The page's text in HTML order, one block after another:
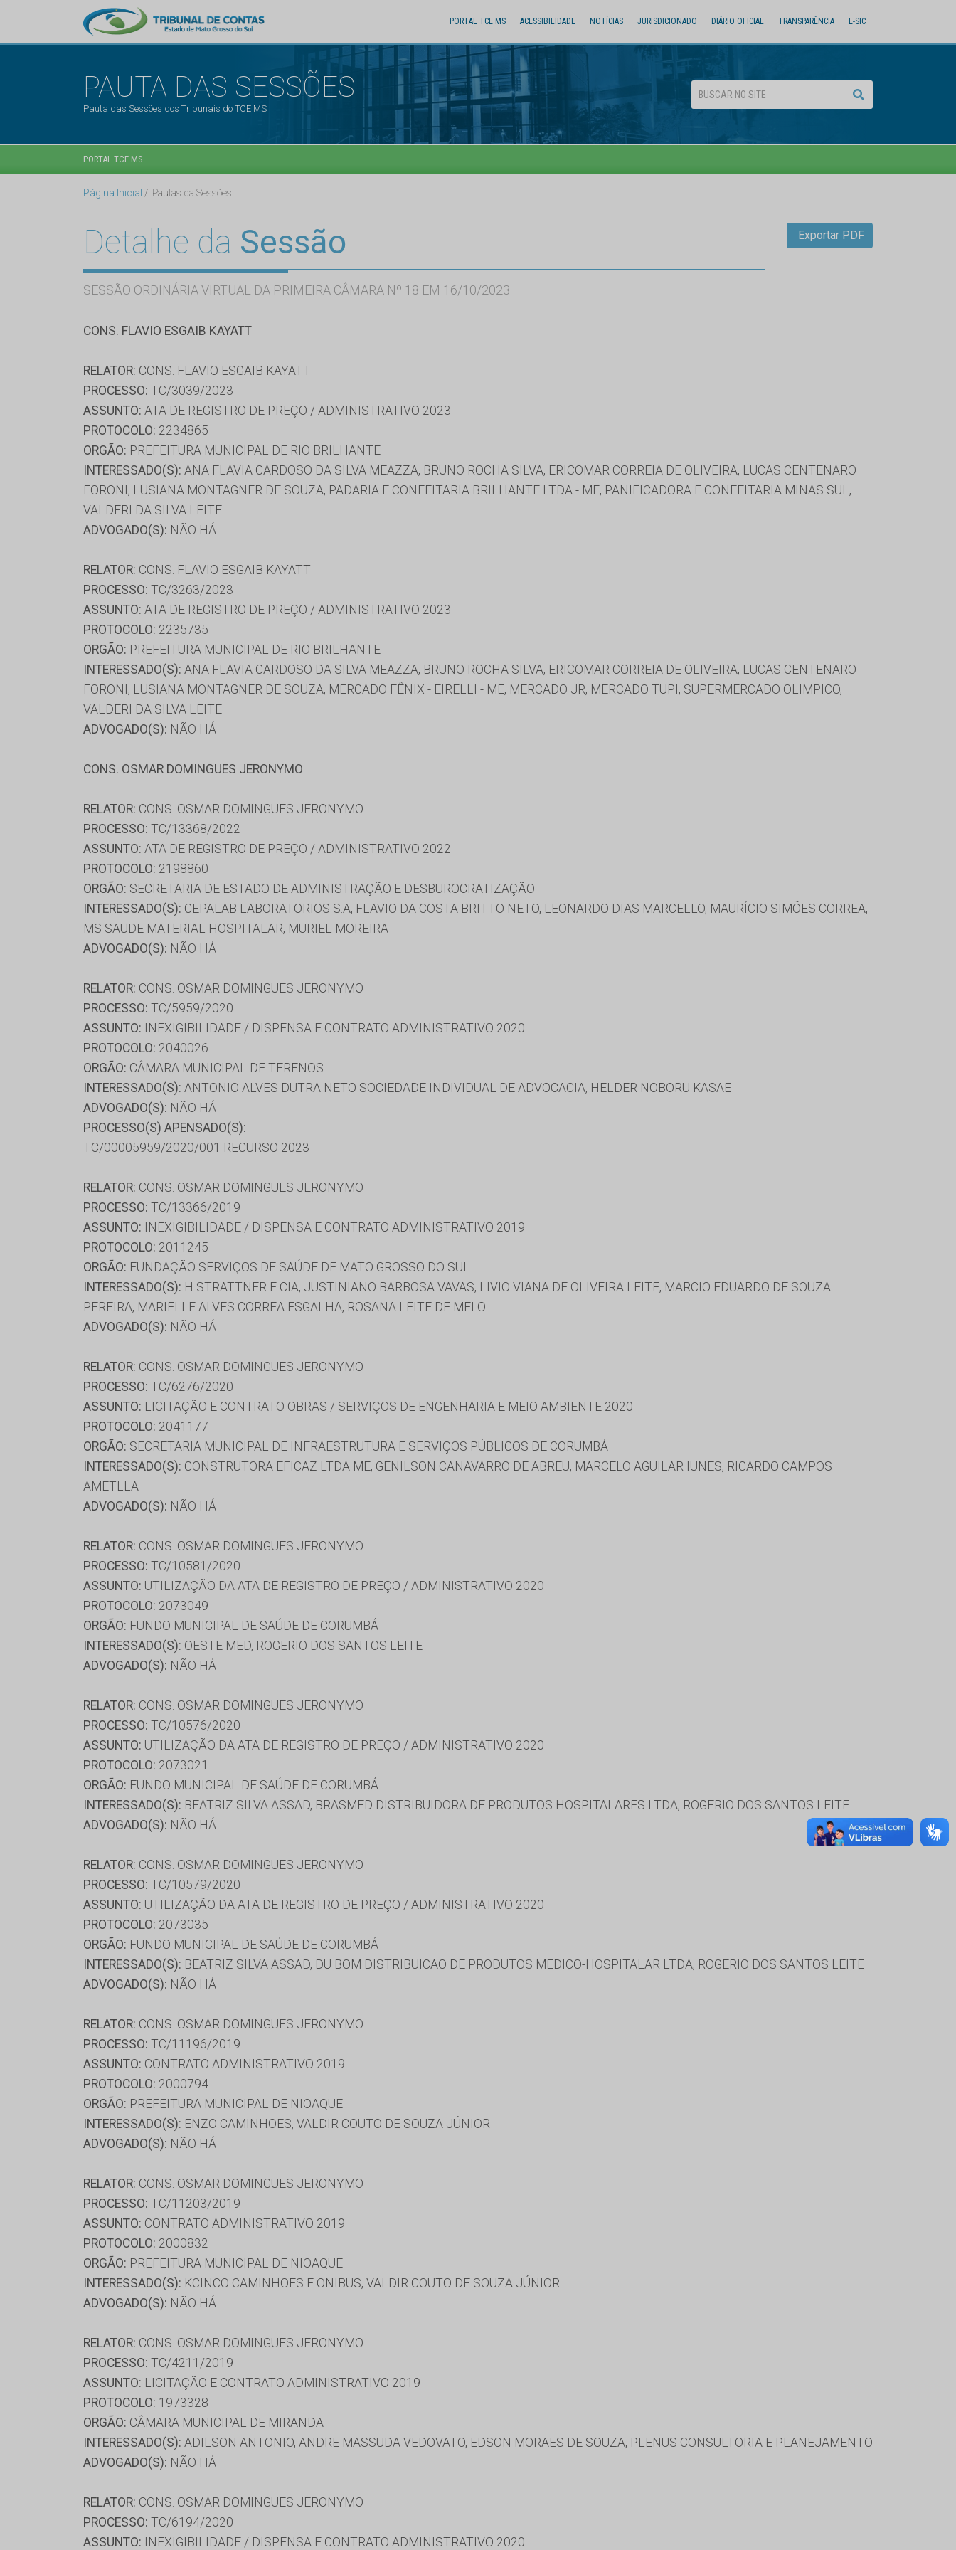
PORTAL TCE MS ACESSIBILIDADE NOTÍCIAS JURISDICIONADO DIÁRIO OFICIAL TRANSPARÊNCIA E-SIC
PAUTA DAS SESSÕES
Pauta das Sessões dos Tribunais do TCE MS
PORTAL TCE MS
Página Inicial Pautas da Sessões
Detalhe da Sessão
SESSÃO ORDINÁRIA VIRTUAL DA PRIMEIRA CÂMARA Nº 18 EM 16/10/2023
Exportar PDF
CONS. FLAVIO ESGAIB KAYATT
RELATOR: CONS. FLAVIO ESGAIB KAYATT
PROCESSO: TC/3039/2023
ASSUNTO: ATA DE REGISTRO DE PREÇO / ADMINISTRATIVO 2023
PROTOCOLO: 2234865
ORGÃO: PREFEITURA MUNICIPAL DE RIO BRILHANTE
INTERESSADO(S): ANA FLAVIA CARDOSO DA SILVA MEAZZA, BRUNO ROCHA SILVA, ERICOMAR CORREIA DE OLIVEIRA, LUCAS CENTENARO
FORONI, LUSIANA MONTAGNER DE SOUZA, PADARIA E CONFEITARIA BRILHANTE LTDA - ME, PANIFICADORA E CONFEITARIA MINAS SUL,
VALDERI DA SILVA LEITE
ADVOGADO(S): NÃO HÁ
RELATOR: CONS. FLAVIO ESGAIB KAYATT
PROCESSO: TC/3263/2023
ASSUNTO: ATA DE REGISTRO DE PREÇO / ADMINISTRATIVO 2023
PROTOCOLO: 2235735
ORGÃO: PREFEITURA MUNICIPAL DE RIO BRILHANTE
INTERESSADO(S): ANA FLAVIA CARDOSO DA SILVA MEAZZA, BRUNO ROCHA SILVA, ERICOMAR CORREIA DE OLIVEIRA, LUCAS CENTENARO
FORONI, LUSIANA MONTAGNER DE SOUZA, MERCADO FÊNIX - EIRELLI - ME, MERCADO JR, MERCADO TUPI, SUPERMERCADO OLIMPICO,
VALDERI DA SILVA LEITE
ADVOGADO(S): NÃO HÁ
CONS. OSMAR DOMINGUES JERONYMO
RELATOR: CONS. OSMAR DOMINGUES JERONYMO
PROCESSO: TC/13368/2022
ASSUNTO: ATA DE REGISTRO DE PREÇO / ADMINISTRATIVO 2022
PROTOCOLO: 2198860
ORGÃO: SECRETARIA DE ESTADO DE ADMINISTRAÇÃO E DESBUROCRATIZAÇÃO
INTERESSADO(S): CEPALAB LABORATORIOS S.A, FLAVIO DA COSTA BRITTO NETO, LEONARDO DIAS MARCELLO, MAURÍCIO SIMÕES CORREA,
MS SAUDE MATERIAL HOSPITALAR, MURIEL MOREIRA
ADVOGADO(S): NÃO HÁ
RELATOR: CONS. OSMAR DOMINGUES JERONYMO
PROCESSO: TC/5959/2020
ASSUNTO: INEXIGIBILIDADE / DISPENSA E CONTRATO ADMINISTRATIVO 2020
PROTOCOLO: 2040026
ORGÃO: CÂMARA MUNICIPAL DE TERENOS
INTERESSADO(S): ANTONIO ALVES DUTRA NETO SOCIEDADE INDIVIDUAL DE ADVOCACIA, HELDER NOBORU KASAE
ADVOGADO(S): NÃO HÁ
PROCESSO(S) APENSADO(S):
TC/00005959/2020/001 RECURSO 2023
RELATOR: CONS. OSMAR DOMINGUES JERONYMO
PROCESSO: TC/13366/2019
ASSUNTO: INEXIGIBILIDADE / DISPENSA E CONTRATO ADMINISTRATIVO 2019
PROTOCOLO: 2011245
ORGÃO: FUNDAÇÃO SERVIÇOS DE SAÚDE DE MATO GROSSO DO SUL
INTERESSADO(S): H STRATTNER E CIA, JUSTINIANO BARBOSA VAVAS, LIVIO VIANA DE OLIVEIRA LEITE, MARCIO EDUARDO DE SOUZA
PEREIRA, MARIELLE ALVES CORREA ESGALHA, ROSANA LEITE DE MELO
ADVOGADO(S): NÃO HÁ
RELATOR: CONS. OSMAR DOMINGUES JERONYMO
PROCESSO: TC/6276/2020
ASSUNTO: LICITAÇÃO E CONTRATO OBRAS / SERVIÇOS DE ENGENHARIA E MEIO AMBIENTE 2020
PROTOCOLO: 2041177
ORGÃO: SECRETARIA MUNICIPAL DE INFRAESTRUTURA E SERVIÇOS PÚBLICOS DE CORUMBÁ
INTERESSADO(S): CONSTRUTORA EFICAZ LTDA ME, GENILSON CANAVARRO DE ABREU, MARCELO AGUILAR IUNES, RICARDO CAMPOS
AMETLLA
ADVOGADO(S): NÃO HÁ
RELATOR: CONS. OSMAR DOMINGUES JERONYMO
PROCESSO: TC/10581/2020
ASSUNTO: UTILIZAÇÃO DA ATA DE REGISTRO DE PREÇO / ADMINISTRATIVO 2020
PROTOCOLO: 2073049
ORGÃO: FUNDO MUNICIPAL DE SAÚDE DE CORUMBÁ
INTERESSADO(S): OESTE MED, ROGERIO DOS SANTOS LEITE
ADVOGADO(S): NÃO HÁ
RELATOR: CONS. OSMAR DOMINGUES JERONYMO
PROCESSO: TC/10576/2020
ASSUNTO: UTILIZAÇÃO DA ATA DE REGISTRO DE PREÇO / ADMINISTRATIVO 2020
PROTOCOLO: 2073021
ORGÃO: FUNDO MUNICIPAL DE SAÚDE DE CORUMBÁ
INTERESSADO(S): BEATRIZ SILVA ASSAD, BRASMED DISTRIBUIDORA DE PRODUTOS HOSPITALARES LTDA, ROGERIO DOS SANTOS LEITE
ADVOGADO(S): NÃO HÁ
RELATOR: CONS. OSMAR DOMINGUES JERONYMO
PROCESSO: TC/10579/2020
ASSUNTO: UTILIZAÇÃO DA ATA DE REGISTRO DE PREÇO / ADMINISTRATIVO 2020
PROTOCOLO: 2073035
ORGÃO: FUNDO MUNICIPAL DE SAÚDE DE CORUMBÁ
INTERESSADO(S): BEATRIZ SILVA ASSAD, DU BOM DISTRIBUICAO DE PRODUTOS MEDICO-HOSPITALAR LTDA, ROGERIO DOS SANTOS LEITE
ADVOGADO(S): NÃO HÁ
RELATOR: CONS. OSMAR DOMINGUES JERONYMO
PROCESSO: TC/11196/2019
ASSUNTO: CONTRATO ADMINISTRATIVO 2019
PROTOCOLO: 2000794
ORGÃO: PREFEITURA MUNICIPAL DE NIOAQUE
INTERESSADO(S): ENZO CAMINHOES, VALDIR COUTO DE SOUZA JÚNIOR
ADVOGADO(S): NÃO HÁ
RELATOR: CONS. OSMAR DOMINGUES JERONYMO
PROCESSO: TC/11203/2019
ASSUNTO: CONTRATO ADMINISTRATIVO 2019
PROTOCOLO: 2000832
ORGÃO: PREFEITURA MUNICIPAL DE NIOAQUE
INTERESSADO(S): KCINCO CAMINHOES E ONIBUS, VALDIR COUTO DE SOUZA JÚNIOR
ADVOGADO(S): NÃO HÁ
RELATOR: CONS. OSMAR DOMINGUES JERONYMO
PROCESSO: TC/4211/2019
ASSUNTO: LICITAÇÃO E CONTRATO ADMINISTRATIVO 2019
PROTOCOLO: 1973328
ORGÃO: CÂMARA MUNICIPAL DE MIRANDA
INTERESSADO(S): ADILSON ANTONIO, ANDRE MASSUDA VEDOVATO, EDSON MORAES DE SOUZA, PLENUS CONSULTORIA E PLANEJAMENTO
ADVOGADO(S): NÃO HÁ
RELATOR: CONS. OSMAR DOMINGUES JERONYMO
PROCESSO: TC/6194/2020
ASSUNTO: INEXIGIBILIDADE / DISPENSA E CONTRATO ADMINISTRATIVO 2020